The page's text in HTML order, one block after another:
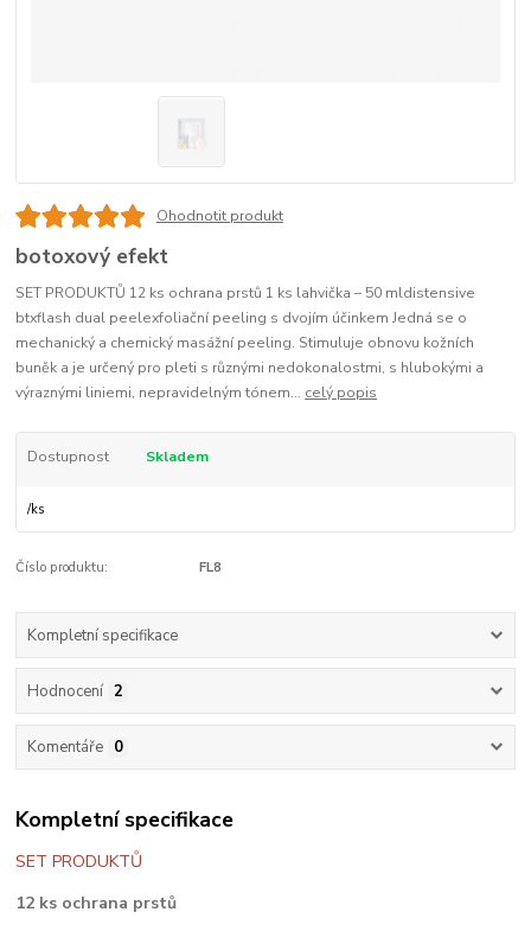
Ohodnotit produkt
botoxový efekt
SET PRODUKTŮ 12 ks ochrana prstů 1 ks lahvička – 50 mldistensive
btxflash dual peelexfoliační peeling s dvojím účinkem Jedná se o
mechanický a chemický masážní peeling. Stimuluje obnovu kožních
buněk a je určený pro pleti s různými nedokonalostmi, s hlubokými a
výraznými liniemi, nepravidelným tónem... celý popis
Dostupnost Skladem
/ks
Číslo produktu: FL8
Kompletní specifikace
Hodnocení 2
Komentáře 0
Kompletní specifikace
SET PRODUKTŮ
12 ks ochrana prstů